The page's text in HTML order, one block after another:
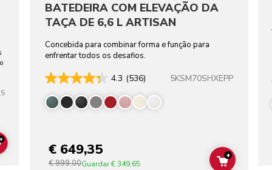
ADD TO CART
BATEDEIRA COM ELEVAÇÃO DA
TAÇA DE 6,6 L ARTISAN
Concebida para combinar forma e função para
enfrentar todos os desafios.
4.3 (536) 5KSM70SHXEPP
€ 649,35
€ 999,00Guardar€ 349,65 ADD TO
+